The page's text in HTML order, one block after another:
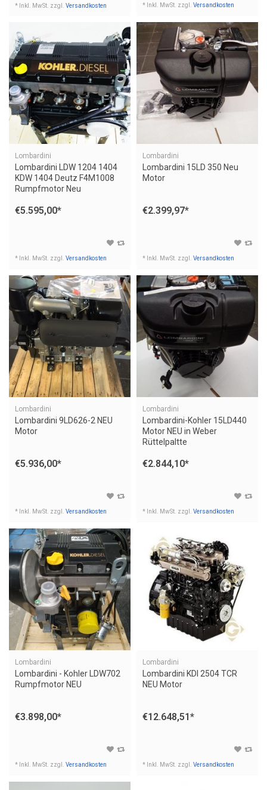
* Inkl. MwSt. zzgl. Versandkosten * Inkl. MwSt. zzgl. Versandkosten
Lombardini
Lombardini LDW 1204 1404
KDW 1404 Deutz F4M1008
Rumpfmotor Neu
€5.595,00*
* Inkl. MwSt. zzgl. Versandkosten
Lombardini
Lombardini 15LD 350 Neu
Motor
€2.399,97*
* Inkl. MwSt. zzgl. Versandkosten
Lombardini
Lombardini 9LD626-2 NEU
Motor
€5.936,00*
* Inkl. MwSt. zzgl. Versandkosten
Lombardini
Lombardini-Kohler 15LD440
Motor NEU in Weber
Rüttelpaltte
€2.844,10*
* Inkl. MwSt. zzgl. Versandkosten
Lombardini
Lombardini - Kohler LDW702
Rumpfmotor NEU
€3.898,00*
* Inkl. MwSt. zzgl. Versandkosten
Lombardini
Lombardini KDI 2504 TCR
NEU Motor
€12.648,51*
* Inkl. MwSt. zzgl. Versandkosten